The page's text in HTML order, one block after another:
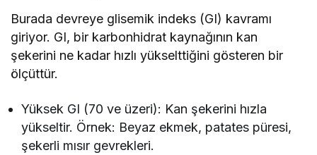
Burada devreye glisemik indeks (GI) kavramı
giriyor. GI, bir karbonhidrat kaynağının kan
şekerini ne kadar hızlı yükselttiğini gösteren bir
ölçüttür.
Yüksek GI (70 ve üzeri): Kan şekerini hızla
yükseltir. Örnek: Beyaz ekmek, patates püresi,
şekerli mısır gevrekleri.